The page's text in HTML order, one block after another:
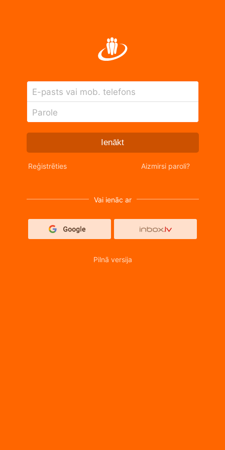
E-pasts vai mob. telefons
Parole
Ienākt
Reģistrēties Aizmirsi paroli?
Vai ienāc ar
Pilnā versija